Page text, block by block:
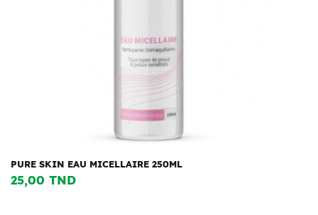
PURE SKIN EAU MICELLAIRE 250ML
25,00 TND